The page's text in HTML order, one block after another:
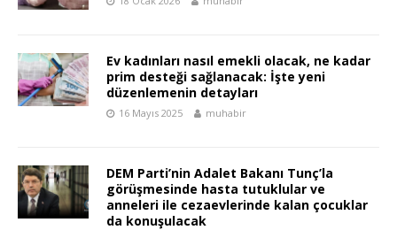
Ev kadınları nasıl emekli olacak, ne kadar
prim desteği sağlanacak: İşte yeni
düzenlemenin detayları
16 Mayıs 2025 muhabir
DEM Parti’nin Adalet Bakanı Tunç’la
görüşmesinde hasta tutuklular ve
anneleri ile cezaevlerinde kalan çocuklar
da konuşulacak